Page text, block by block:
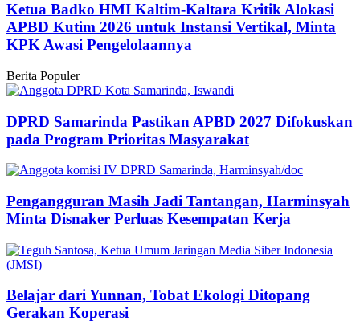
Ketua Badko HMI Kaltim-Kaltara Kritik Alokasi
APBD Kutim 2026 untuk Instansi Vertikal, Minta
KPK Awasi Pengelolaannya
Berita Populer
DPRD Samarinda Pastikan APBD 2027 Difokuskan
pada Program Prioritas Masyarakat
Pengangguran Masih Jadi Tantangan, Harminsyah
Minta Disnaker Perluas Kesempatan Kerja
Belajar dari Yunnan, Tobat Ekologi Ditopang
Gerakan Koperasi